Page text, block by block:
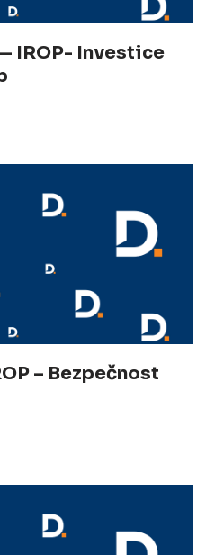
IROP- Investice
– Bezpečnost